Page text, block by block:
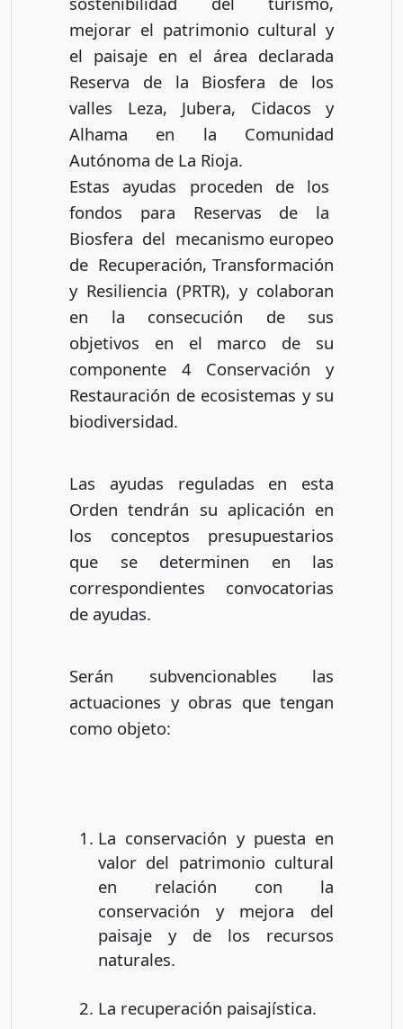
mejorar el patrimonio cultural y
el paisaje en el área declarada
Reserva de la Biosfera de los
valles Leza, Jubera, Cidacos y
Alhama en la Comunidad
Autónoma de La Rioja.
Estas ayudas proceden de los
fondos para Reservas de la
Biosfera del mecanismo europeo
de Recuperación, Transformación
y Resiliencia (PRTR), y colaboran
en la consecución de sus
objetivos en el marco de su
componente 4 Conservación y
Restauración de ecosistemas y su
biodiversidad.
Las ayudas reguladas en esta
Orden tendrán su aplicación en
los conceptos presupuestarios
que se determinen en las
correspondientes convocatorias
de ayudas.
Serán subvencionables las
actuaciones y obras que tengan
como objeto:
La conservación y puesta en
valor del patrimonio cultural
en relación con la
conservación y mejora del
paisaje y de los recursos
naturales.
La recuperación paisajística.